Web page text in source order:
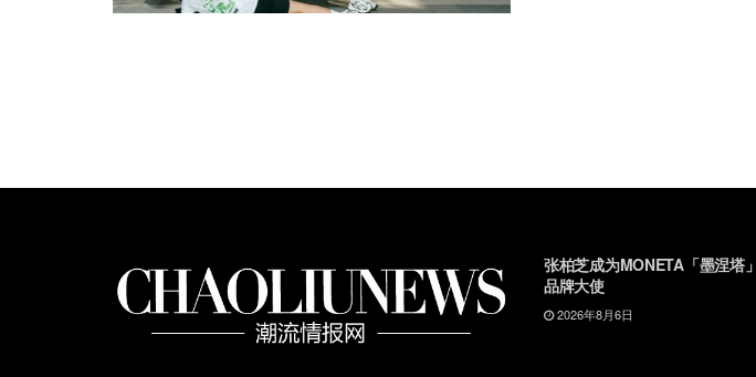
张柏芝成为MONETA「墨涅塔
品牌大使
2026年8月6日